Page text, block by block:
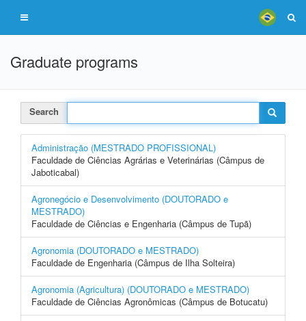
Graduate programs
Search
Administração (MESTRADO PROFISSIONAL)
Faculdade de Ciências Agrárias e Veterinárias (Câmpus de
Jaboticabal)
Agronegócio e Desenvolvimento (DOUTORADO e
MESTRADO)
Faculdade de Ciências e Engenharia (Câmpus de Tupã)
Agronomia (DOUTORADO e MESTRADO)
Faculdade de Engenharia (Câmpus de Ilha Solteira)
Agronomia (Agricultura) (DOUTORADO e MESTRADO)
Faculdade de Ciências Agronômicas (Câmpus de Botucatu)